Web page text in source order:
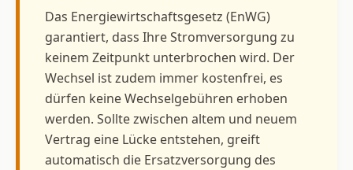
Das Energiewirtschaftsgesetz (EnWG)
garantiert, dass Ihre Stromversorgung zu
keinem Zeitpunkt unterbrochen wird. Der
Wechsel ist zudem immer kostenfrei, es
dürfen keine Wechselgebühren erhoben
werden. Sollte zwischen altem und neuem
Vertrag eine Lücke entstehen, greift
automatisch die Ersatzversorgung des